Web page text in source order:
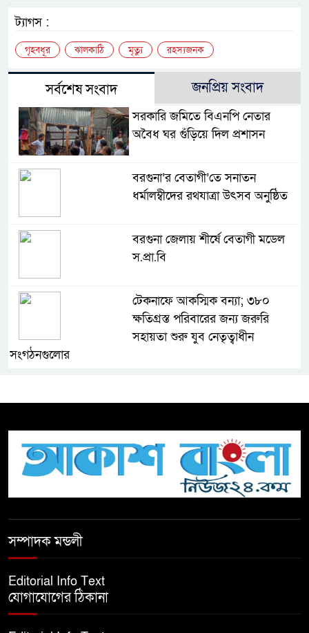
ট্যাগস :
গৃহবধূর ঝালকাঠি মৃত্যু রহস্যজনক
সর্বশেষ সংবাদ জনপ্রিয় সংবাদ
সরকারি জমিতে বিএনপি নেতার
অবৈধ ঘর গুঁড়িয়ে দিল প্রশাসন
বরগুনা’র বেতাগী’তে সনাতন
ধর্মালম্বীদের রথযাত্রা উৎসব অনুষ্ঠিত
বরগুনা জেলায় শীর্ষে বেতাগী মডেল
স.প্রা.বি
টেকনাফে আকস্মিক বন্যা; ৩৮০
ক্ষতিগ্রস্ত পরিবারের জন্য জরুরি
সহায়তা শুরু যুব নেতৃত্বাধীন
সংগঠনগুলোর
টিকটকে অশালীন কনটেন্ট ও অনলাইন
হয়রানির অভিযোগে ব্রাহ্মণবাড়িয়ায়
বেতাগীতে ঈদুল আজহা উপলক্ষে
সম্পাদক মন্ডলী
Editorial Info Text
যোগাযোগের ঠিকানা